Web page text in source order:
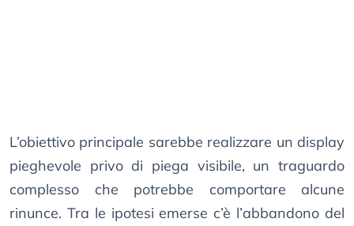
L’obiettivo principale sarebbe realizzare un display
pieghevole privo di piega visibile, un traguardo
complesso che potrebbe comportare alcune
rinunce. Tra le ipotesi emerse c’è l’abbandono del